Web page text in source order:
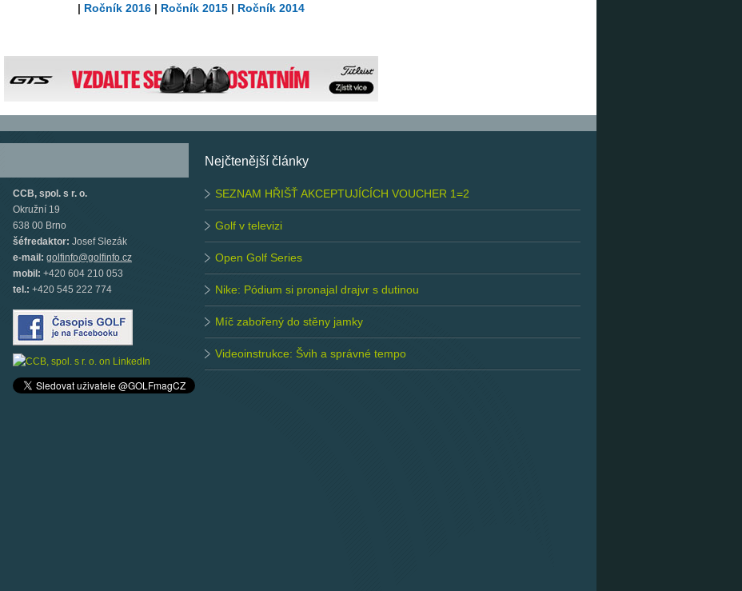
| Ročník 2016| Ročník 2015| Ročník 2014
CCB, spol. s r. o.
Okružní 19
638 00 Brno
šéfredaktor: Josef Slezák
e-mail: golfinfo@golfinfo.cz
mobil: +420 604 210 053
tel.: +420 545 222 774
Nejčtenější články
SEZNAM HŘIŠŤ AKCEPTUJÍCÍCH VOUCHER 1=2
Golf v televizi
Open Golf Series
Nike: Pódium si pronajal drajvr s dutinou
Míč zabořený do stěny jamky
Videoinstrukce: Švih a správné tempo